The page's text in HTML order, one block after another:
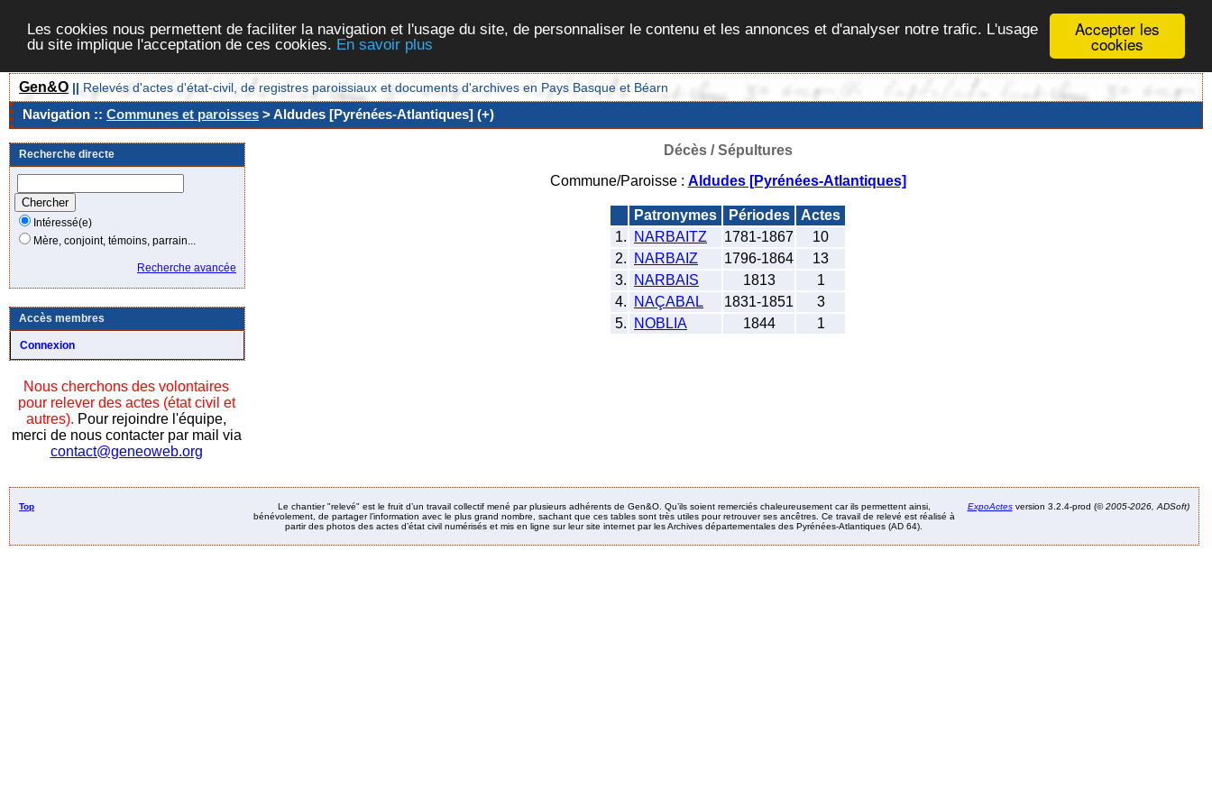
Accepter les
cookies
Les cookies nous permettent de faciliter la navigation et l'usage du site, de personnaliser le contenu et les annonces et d'analyser notre trafic. L'usage
du site implique l'acceptation de ces cookies. En savoir plus
Gen&O || Relevés d'actes d'état-civil, de registres paroissiaux et documents d'archives en Pays Basque et Béarn
Navigation :: Communes et paroisses > Aldudes [Pyrénées-Atlantiques] (+)
Recherche directe
Intéressé(e)
Mère, conjoint, témoins, parrain...
Recherche avancée
Accès membres
Connexion
Nous cherchons des volontaires
pour relever des actes (état civil et
autres). Pour rejoindre l'équipe,
merci de nous contacter par mail via
contact@geneoweb.org
Décès / Sépultures
Commune/Paroisse : Aldudes [Pyrénées-Atlantiques]
Patronymes Périodes
Actes
1.
NARBAITZ 1781-1867
10
2.
NARBAIZ 1796-1864
13
3.
NARBAIS 1813
1
4.
NAÇABAL 1831-1851
3
5.
NOBLIA 1844 1
Top
Le chantier "relevé" est le fruit d’un travail collectif mené par plusieurs adhérents de Gen&O. Qu’ils soient remerciés chaleureusement car ils permettent ainsi,
bénévolement, de partager l’information avec le plus grand nombre, sachant que ces tables sont très utiles pour retrouver ses ancêtres. Ce travail de relevé est réalisé à
partir des photos des actes d’état civil numérisés et mis en ligne sur leur site internet par les Archives départementales des Pyrénées-Atlantiques (AD 64).
ExpoActesversion 3.2.4-prod (©2005-2026, ADSoft)